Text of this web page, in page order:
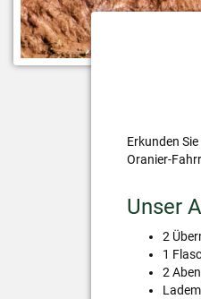
Erkunden
Oranier-
Unser
2
1
2